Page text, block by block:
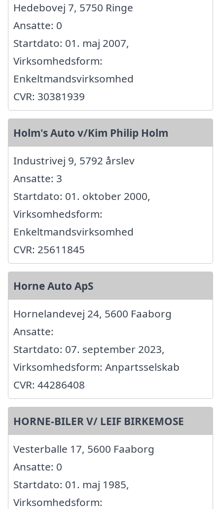
Hedebovej 7, 5750 Ringe
Ansatte: 0
Startdato: 01. maj 2007,
Virksomhedsform:
Enkeltmandsvirksomhed
CVR: 30381939
Holm's Auto v/Kim Philip Holm
Industrivej 9, 5792 årslev
Ansatte: 3
Startdato: 01. oktober 2000,
Virksomhedsform:
Enkeltmandsvirksomhed
CVR: 25611845
Horne Auto ApS
Hornelandevej 24, 5600 Faaborg
Ansatte:
Startdato: 07. september 2023,
Virksomhedsform: Anpartsselskab
CVR: 44286408
HORNE-BILER V/ LEIF BIRKEMOSE
Vesterballe 17, 5600 Faaborg
Ansatte: 0
Startdato: 01. maj 1985,
Virksomhedsform: